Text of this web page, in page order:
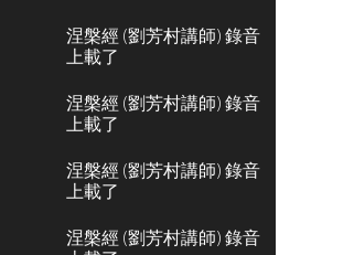
涅槃經 (劉芳村講師) 錄音
上載了
涅槃經 (劉芳村講師) 錄音
上載了
涅槃經 (劉芳村講師) 錄音
上載了
涅槃經 (劉芳村講師) 錄音